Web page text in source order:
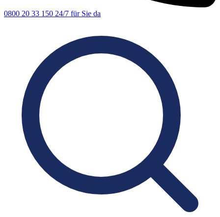
0800 20 33 150 24/7 für Sie da